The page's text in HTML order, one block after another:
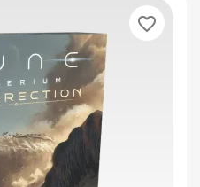
favorite_border